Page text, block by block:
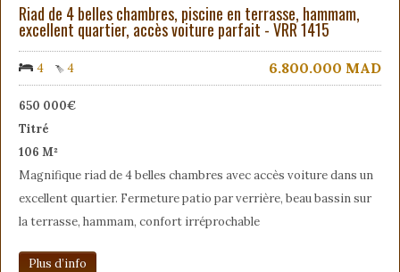
Riad de 4 belles chambres, piscine en terrasse, hammam,
excellent quartier, accès voiture parfait - VRR 1415
4 4 6.800.000 MAD
650 000€
Titré
106 M²
Magnifique riad de 4 belles chambres avec accès voiture dans un
excellent quartier. Fermeture patio par verrière, beau bassin sur
la terrasse, hammam, confort irréprochable
Plus d’info